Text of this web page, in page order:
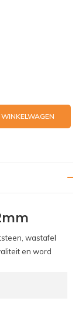
wastafel
en word